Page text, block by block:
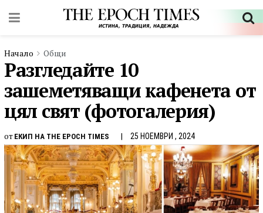
Начало Общи
Разгледайте 10
зашеметяващи кафенета от
цял свят (фотогалерия)
от ЕКИП НА THE EPOCH TIMES 25 НОЕМВРИ , 2024